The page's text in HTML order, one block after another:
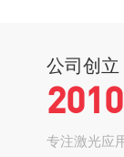
公司创立
2010
专注激光应